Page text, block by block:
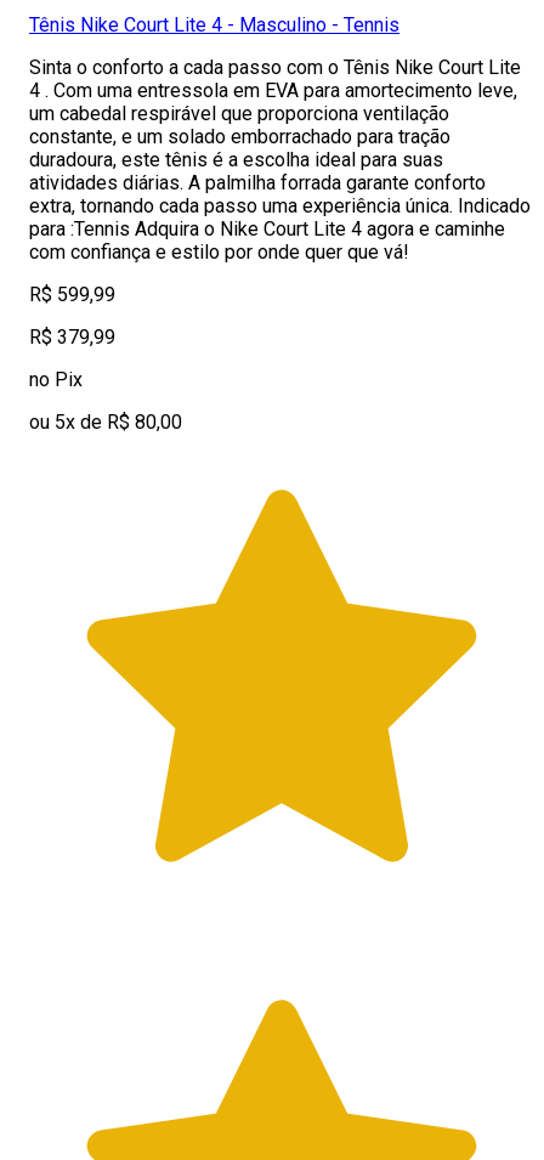
Tênis Nike Court Lite 4 - Masculino - Tennis
Sinta o conforto a cada passo com o Tênis Nike Court Lite
4 . Com uma entressola em EVA para amortecimento leve,
um cabedal respirável que proporciona ventilação
constante, e um solado emborrachado para tração
duradoura, este tênis é a escolha ideal para suas
atividades diárias. A palmilha forrada garante conforto
extra, tornando cada passo uma experiência única. Indicado
para :Tennis Adquira o Nike Court Lite 4 agora e caminhe
com confiança e estilo por onde quer que vá!
R$ 599,99
R$ 379,99
no Pix
ou 5x de R$ 80,00